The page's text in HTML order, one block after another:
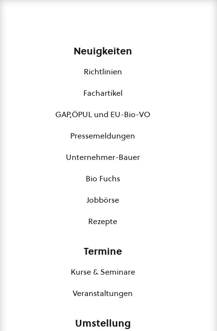
Neuigkeiten
Richtlinien
Fachartikel
GAP,ÖPUL und EU-Bio-VO
Pressemeldungen
Unternehmer-Bauer
Bio Fuchs
Jobbörse
Rezepte
Termine
Kurse & Seminare
Veranstaltungen
Umstellung